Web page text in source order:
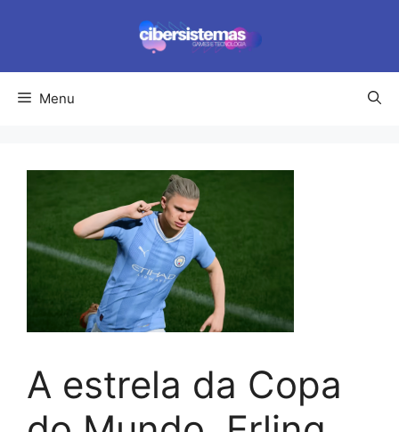
conteúdo
Menu
A estrela da Copa